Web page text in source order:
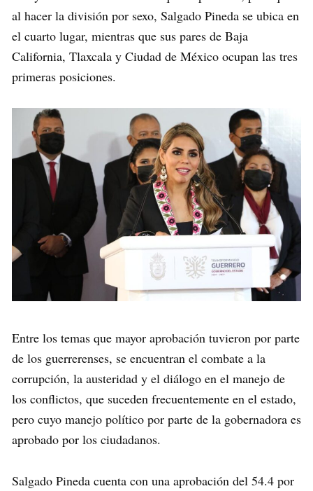
al hacer la división por sexo, Salgado Pineda se ubica en
el cuarto lugar, mientras que sus pares de Baja
California, Tlaxcala y Ciudad de México ocupan las tres
primeras posiciones.
Entre los temas que mayor aprobación tuvieron por parte
de los guerrerenses, se encuentran el combate a la
corrupción, la austeridad y el diálogo en el manejo de
los conflictos, que suceden frecuentemente en el estado,
pero cuyo manejo político por parte de la gobernadora es
aprobado por los ciudadanos.
Salgado Pineda cuenta con una aprobación del 54.4 por